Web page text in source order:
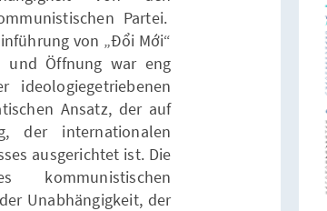
Partei.
von „Đổi Mới“
und Öffnung war eng
Ansatz, der auf
der internationalen
ausgerichtet ist. Die
kommunistischen
Unabhängigkeit, der